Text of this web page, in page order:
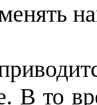
В то